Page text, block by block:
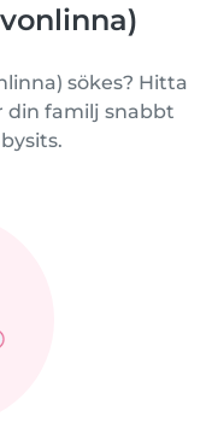
sökes? Hitta
din familj snabbt